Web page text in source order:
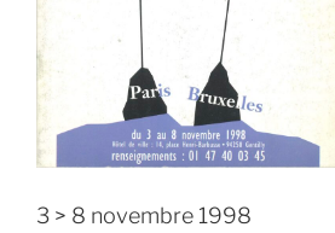
3 > 8 novembre 1998